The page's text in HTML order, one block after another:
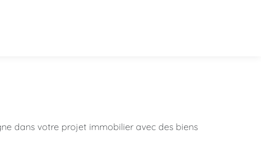
dans votre projet immobilier avec des biens